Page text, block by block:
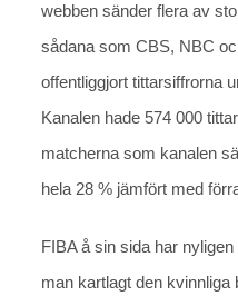
webben sänder flera av
sådana som CBS, NBC
offentliggjort tittarsiffrorna
Kanalen hade 574 000
matcherna som kanalen
hela 28 % jämfört med
FIBA å sin sida har
man kartlagt den kvinnliga